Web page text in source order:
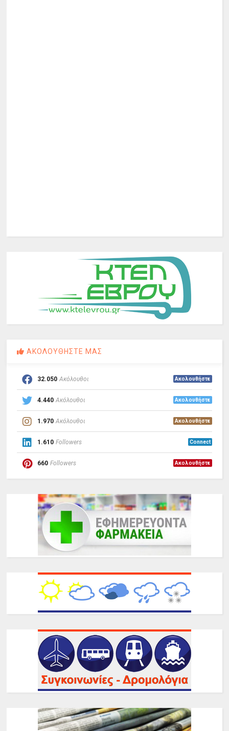
ΑΚΟΛΟΥΘΗΣΤΕ ΜΑΣ
32.050 Ακόλουθοι Ακολουθήστε
4.440 Ακόλουθοι Ακολουθήστε
1.970 Ακόλουθοι Ακολουθήστε
1.610 Followers Connect
660 Followers Ακολουθήστε